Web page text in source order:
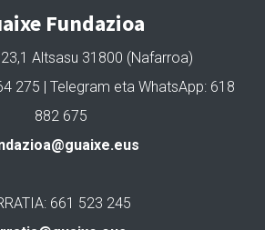
Fundazioa
Altsasu 31800 (Nafarroa)
275 | Telegram eta WhatsApp: 618
882 675
661 523 245